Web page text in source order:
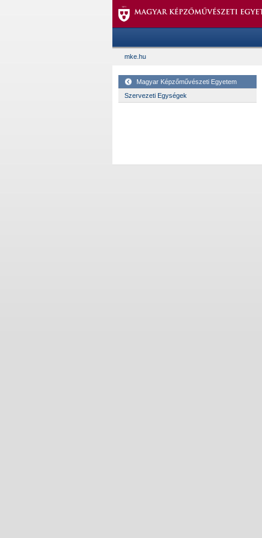
mke.hu
Magyar Képzőművészeti Egyetem
Szervezeti Egységek